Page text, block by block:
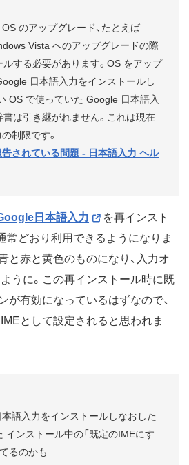
のアップグレード、たとえば
Vista へのアップグレードの際
する必要があります。OS をアップ
日本語入力をインストールし
OS で使っていた Google 日本語入
は引き継がれません。これは現在
制限です。
されている問題 - 日本語入力 ヘル
日本語入力
を再インスト
常どおり利用できるようになりま
と赤と黄色のものになり、入力オ
うに。この再インストール時に既
が有効になっているはずなので、
として設定されると思われま
語入力をインストールしなおした
インストール中の「既定のIMEにす
るのかも